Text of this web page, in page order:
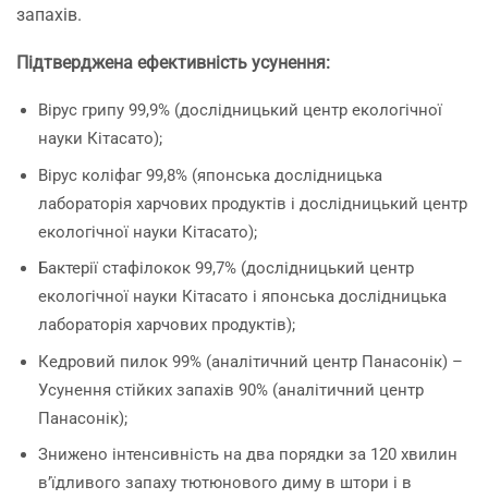
запахів.
Підтверджена ефективність усунення:
Вірус грипу 99,9% (дослідницький центр екологічної
науки Кітасато);
Вірус коліфаг 99,8% (японська дослідницька
лабораторія харчових продуктів і дослідницький центр
екологічної науки Кітасато);
Бактерії стафілокок 99,7% (дослідницький центр
екологічної науки Кітасато і японська дослідницька
лабораторія харчових продуктів);
Кедровий пилок 99% (аналітичний центр Панасонік) –
Усунення стійких запахів 90% (аналітичний центр
Панасонік);
Знижено інтенсивність на два порядки за 120 хвилин
в’їдливого запаху тютюнового диму в штори і в